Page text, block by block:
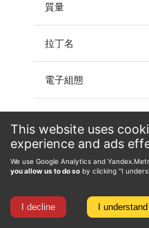
This website uses
experience and ads
We use Google Analytics and
you allow us to do so by clicking "I
I decline I understand
質量
拉丁名
電子組態